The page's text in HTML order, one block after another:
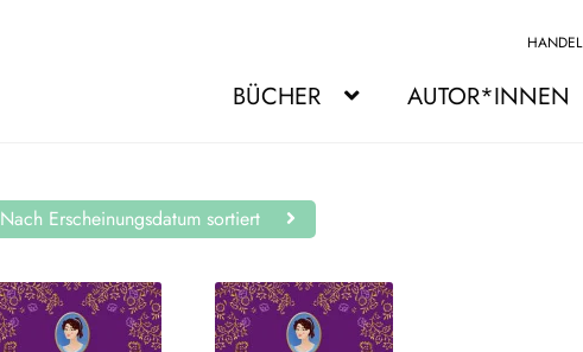
HANDEL
BÜCHER AUTOR*INNEN
Nach Erscheinungsdatum sortiert